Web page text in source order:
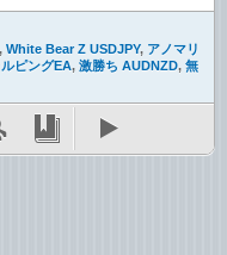
, White Bear Z USDJPY, アノマリ
ピングEA, 激勝ち AUDNZD, 無